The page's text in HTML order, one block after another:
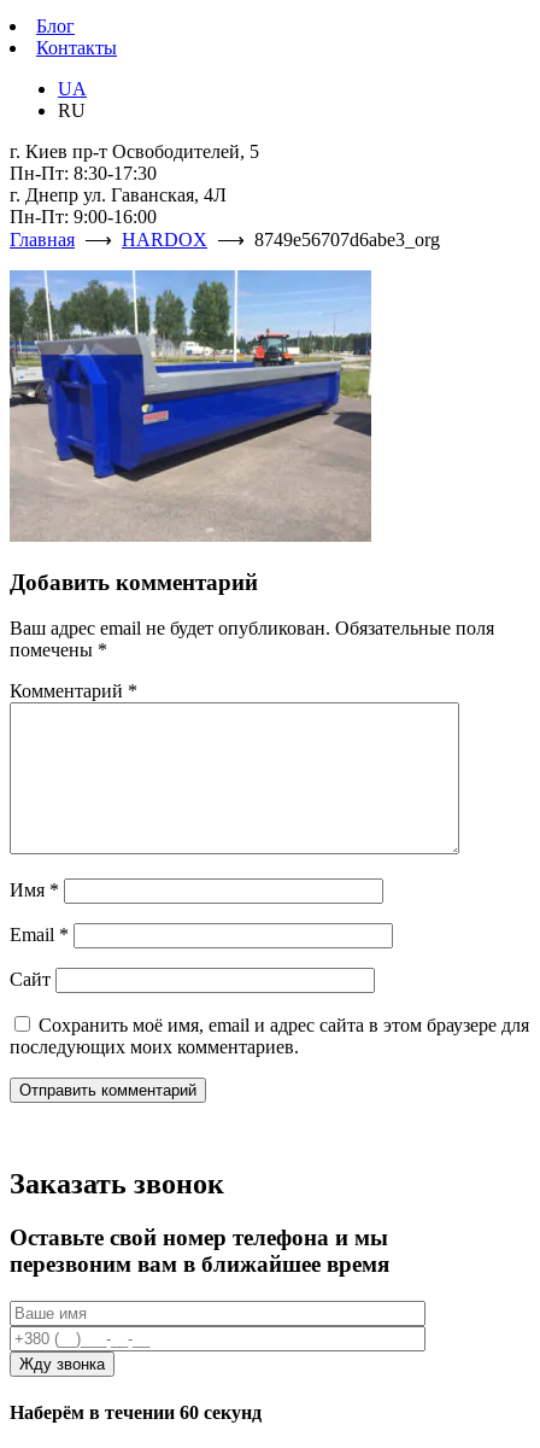
Блог
Контакты
UA
RU
г. Киев пр-т Освободителей, 5
Пн-Пт: 8:30-17:30
г. Днепр ул. Гаванская, 4Л
Пн-Пт: 9:00-16:00
Главная ⟶ HARDOX ⟶ 8749e56707d6abe3_org
Добавить комментарий
Ваш адрес email не будет опубликован. Обязательные поля
помечены *
Комментарий *
Имя *
Email *
Сайт
Сохранить моё имя, email и адрес сайта в этом браузере для
последующих моих комментариев.
Заказать звонок
Оставьте свой номер телефона и мы
перезвоним вам в ближайшее время
Наберём в течении 60 секунд